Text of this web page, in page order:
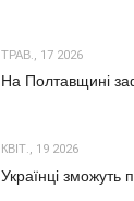
ТРАВ., 17 2026
На Полтавщині
КВІТ., 19 2026
Українці зможуть